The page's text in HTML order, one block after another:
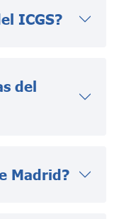
ICGS?
del
Madrid?